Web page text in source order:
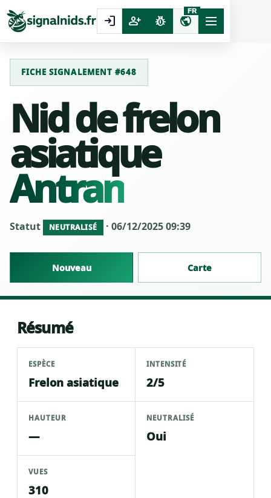
login person_add pest_control public
FR
FICHE SIGNALEMENT #648
Nid de frelon
asiatique
Antran
Statut NEUTRALISÉ · 06/12/2025 09:39
Nouveau Carte
Résumé
ESPÈCE
Frelon asiatique
INTENSITÉ
2/5
HAUTEUR
—
NEUTRALISÉ
Oui
VUES
310